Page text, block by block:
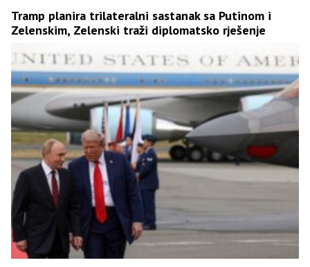
Tramp planira trilateralni sastanak sa Putinom i
Zelenskim, Zelenski traži diplomatsko rješenje